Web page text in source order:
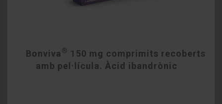
Bonviva® 150 mg comprimits recoberts
amb pel·lícula. Àcid ibandrònic